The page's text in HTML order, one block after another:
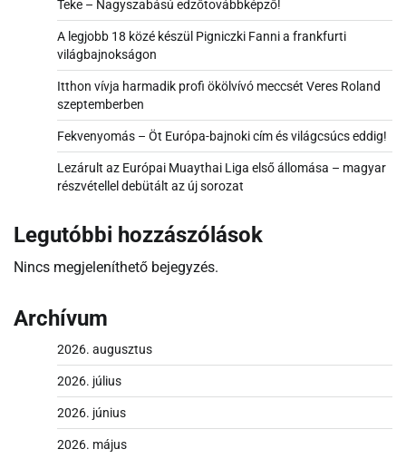
Teke – Nagyszabású edzőtovábbképző!
A legjobb 18 közé készül Pigniczki Fanni a frankfurti
világbajnokságon
Itthon vívja harmadik profi ökölvívó meccsét Veres Roland
szeptemberben
Fekvenyomás – Öt Európa-bajnoki cím és világcsúcs eddig!
Lezárult az Európai Muaythai Liga első állomása – magyar
részvétellel debütált az új sorozat
Legutóbbi hozzászólások
Nincs megjeleníthető bejegyzés.
Archívum
2026. augusztus
2026. július
2026. június
2026. május